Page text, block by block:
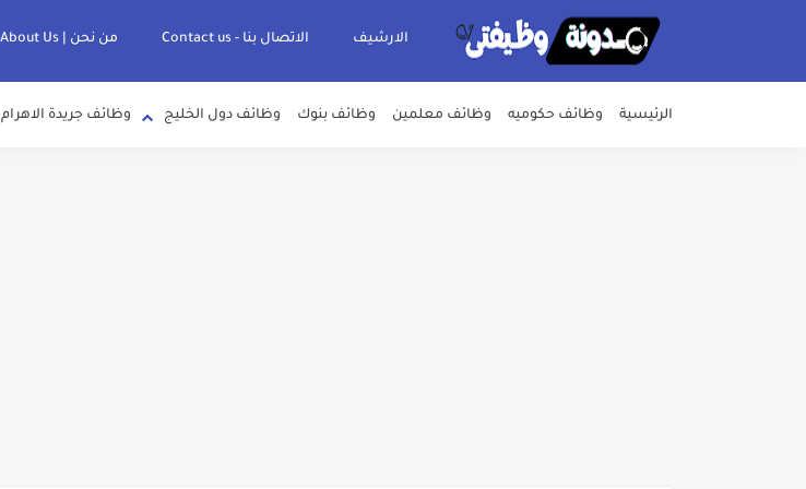
الارشيف الاتصال بنا - Contact us من نحن | About Us
الرئيسية وظائف حكوميه وظائف معلمين وظائف بنوك وظائف دول الخليج وظائف جريدة الاهرام